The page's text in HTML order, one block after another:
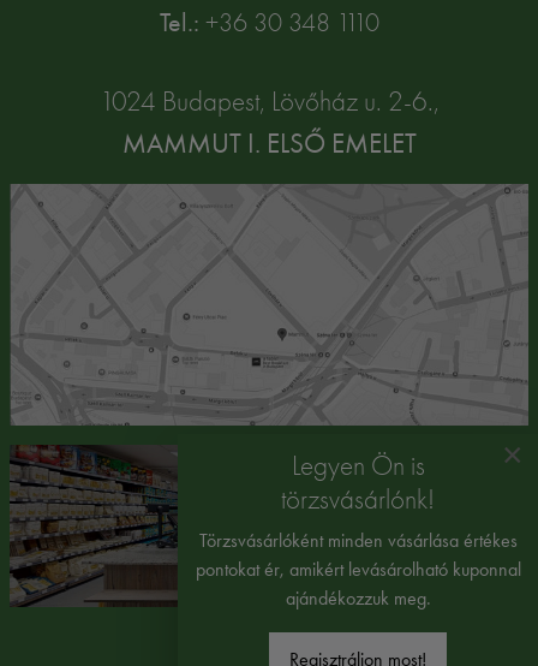
Tel.: +36 30 348 1110
1024 Budapest, Lövőház u. 2-6.,
MAMMUT I. ELSŐ EMELET
×
Legyen Ön is
törzsvásárlónk!
Törzsvásárlóként minden vásárlása értékes
pontokat ér, amikért levásárolható kuponnal
ajándékozzuk meg.
Regisztráljon most!